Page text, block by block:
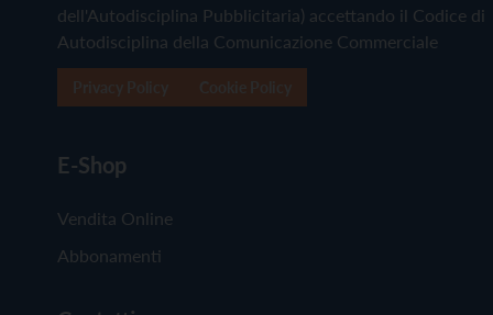
dell'Autodisciplina Pubblicitaria) accettando il Codice di
Autodisciplina della Comunicazione Commerciale
E-Shop
Vendita Online
Abbonamenti